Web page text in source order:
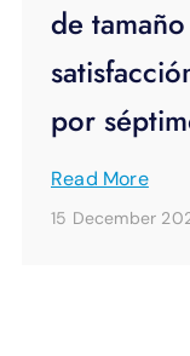
de
por
Read More
15 December